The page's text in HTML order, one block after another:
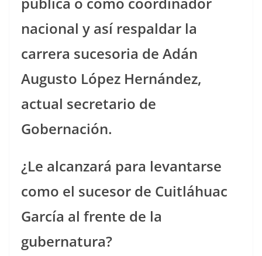
nacional y así respaldar la
carrera sucesoria de Adán
Augusto López Hernández,
actual secretario de
Gobernación.
¿Le alcanzará para levantarse
como el sucesor de Cuitláhuac
García al frente de la
gubernatura?